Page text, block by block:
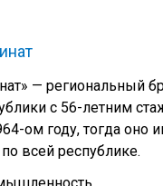
— региональный
с 56-летним
ом году, тогда оно
всей республике.